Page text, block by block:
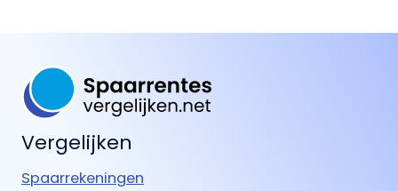
Vergelijken
Spaarrekeningen